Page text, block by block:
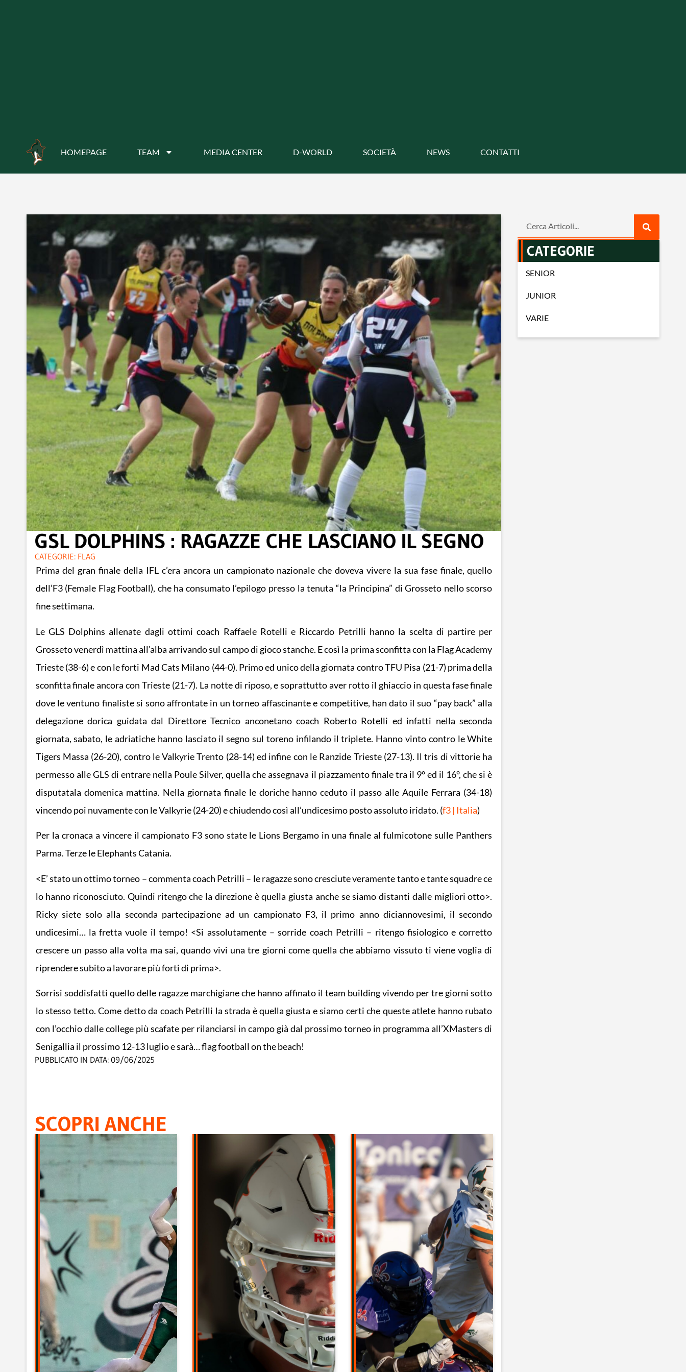
HOMEPAGE TEAM MEDIA CENTER D-WORLD SOCIETÀ NEWS CONTATTI
GSL DOLPHINS : RAGAZZE CHE LASCIANO IL SEGNO
CATEGORIE: FLAG
Prima del gran finale della IFL c’era ancora un campionato nazionale che doveva vivere la sua fase finale, quello
dell’F3 (Female Flag Football), che ha consumato l’epilogo presso la tenuta “la Principina” di Grosseto nello scorso
fine settimana.
Le GLS Dolphins allenate dagli ottimi coach Raffaele Rotelli e Riccardo Petrilli hanno la scelta di partire per
Grosseto venerdì mattina all’alba arrivando sul campo di gioco stanche. E così la prima sconfitta con la Flag Academy
Trieste (38-6) e con le forti Mad Cats Milano (44-0). Primo ed unico della giornata contro TFU Pisa (21-7) prima della
sconfitta finale ancora con Trieste (21-7). La notte di riposo, e soprattutto aver rotto il ghiaccio in questa fase finale
dove le ventuno finaliste si sono affrontate in un torneo affascinante e competitive, han dato il suo “pay back” alla
delegazione dorica guidata dal Direttore Tecnico anconetano coach Roberto Rotelli ed infatti nella seconda
giornata, sabato, le adriatiche hanno lasciato il segno sul toreno infilando il triplete. Hanno vinto contro le White
Tigers Massa (26-20), contro le Valkyrie Trento (28-14) ed infine con le Ranzide Trieste (27-13). Il tris di vittorie ha
permesso alle GLS di entrare nella Poule Silver, quella che assegnava il piazzamento finale tra il 9° ed il 16°, che si è
disputatala domenica mattina. Nella giornata finale le doriche hanno ceduto il passo alle Aquile Ferrara (34-18)
vincendo poi nuvamente con le Valkyrie (24-20) e chiudendo così all’undicesimo posto assoluto iridato. (f3 | Italia)
Per la cronaca a vincere il campionato F3 sono state le Lions Bergamo in una finale al fulmicotone sulle Panthers
Parma. Terze le Elephants Catania.
<E’ stato un ottimo torneo – commenta coach Petrilli – le ragazze sono cresciute veramente tanto e tante squadre ce
lo hanno riconosciuto. Quindi ritengo che la direzione è quella giusta anche se siamo distanti dalle migliori otto>.
Ricky siete solo alla seconda partecipazione ad un campionato F3, il primo anno diciannovesimi, il secondo
undicesimi… la fretta vuole il tempo! <Si assolutamente – sorride coach Petrilli – ritengo fisiologico e corretto
crescere un passo alla volta ma sai, quando vivi una tre giorni come quella che abbiamo vissuto ti viene voglia di
riprendere subito a lavorare più forti di prima>.
Sorrisi soddisfatti quello delle ragazze marchigiane che hanno affinato il team building vivendo per tre giorni sotto
lo stesso tetto. Come detto da coach Petrilli la strada è quella giusta e siamo certi che queste atlete hanno rubato
con l’occhio dalle college più scafate per rilanciarsi in campo già dal prossimo torneo in programma all’XMasters di
Senigallia il prossimo 12-13 luglio e sarà… flag football on the beach!
PUBBLICATO IN DATA: 09/06/2025
SCOPRI ANCHE
CATEGORIE
SENIOR
JUNIOR
VARIE